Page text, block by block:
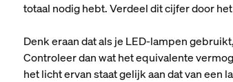
totaal nodig hebt. Verdeel dit cijfer door
Denk eraan dat als je LED-lampen
Controleer dan wat het equivalente
het licht ervan staat gelijk aan dat van een